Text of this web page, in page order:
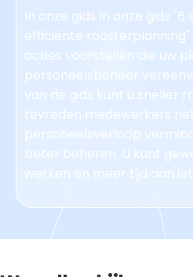
In onze gids In onze gids
efficiënte roosterplanning"
acties voorstellen die uw
personeelsbeheer
van de gids kunt u sneller
tevreden medewerkers
personeelsverloop
beter beheren. U kunt
werken en meer tijd aan